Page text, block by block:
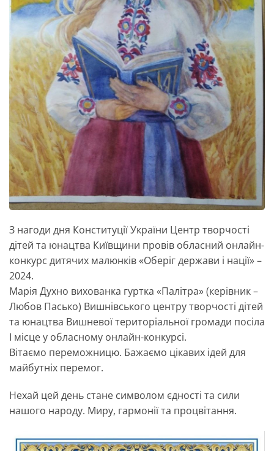
З нагоди дня Конституції України Центр творчості
дітей та юнацтва Київщини провів обласний онлайн-
конкурс дитячих малюнків «Оберіг держави і нації» –
2024.
Марія Духно вихованка гуртка «Палітра» (керівник –
Любов Пасько) Вишнівського центру творчості дітей
та юнацтва Вишневої територіальної громади посіла
І місце у обласному онлайн-конкурсі.
Вітаємо переможницю. Бажаємо цікавих ідей для
майбутніх перемог.
Нехай цей день стане символом єдності та сили
нашого народу. Миру, гармонії та процвітання.